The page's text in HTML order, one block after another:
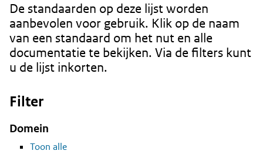
Content
De standaarden op deze lijst worden
aanbevolen voor gebruik. Klik op de naam
van een standaard om het nut en alle
documentatie te bekijken. Via de filters kunt
u de lijst inkorten.
Filter
Domein
Toon alle